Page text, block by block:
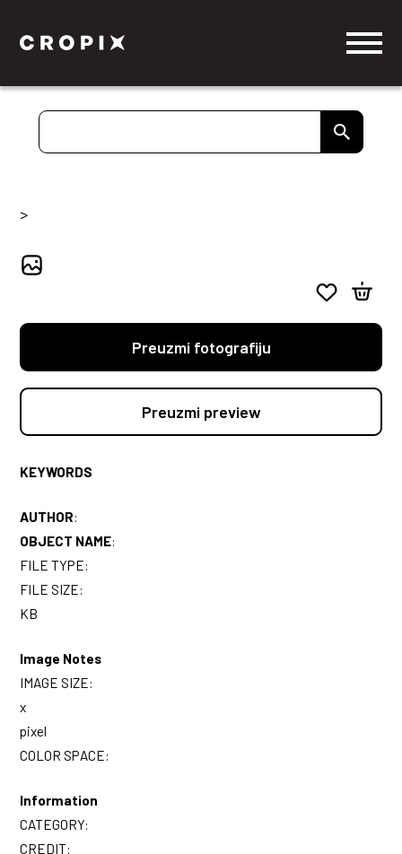
>
Preuzmi fotografiju
Preuzmi preview
KEYWORDS
AUTHOR:
OBJECT NAME:
FILE TYPE:
FILE SIZE:
KB
Image Notes
IMAGE SIZE:
x
pixel
COLOR SPACE:
Information
CATEGORY:
CREDIT: